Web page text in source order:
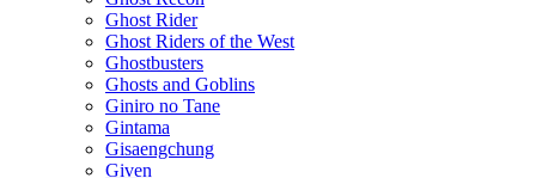
Ghost Rider
Ghost Riders of the West
Ghostbusters
Ghosts and Goblins
Giniro no Tane
Gintama
Gisaengchung
Given